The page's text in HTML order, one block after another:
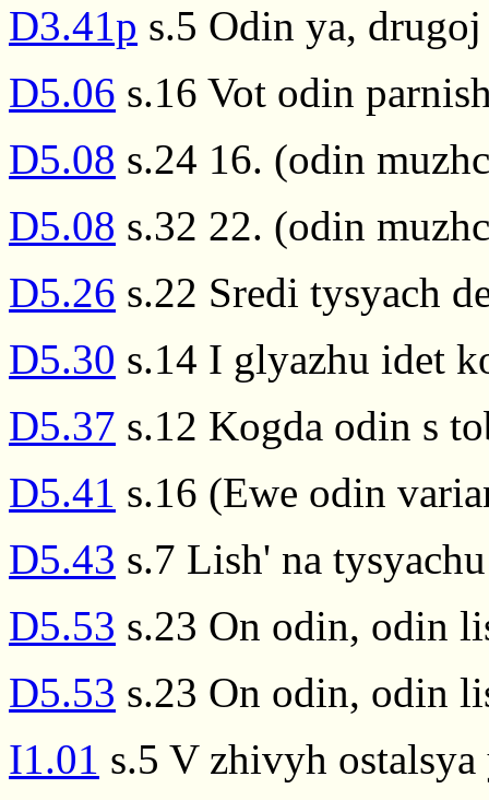
D3.41p s.5 Odin ya,
D5.06 s.16 Vot odin
D5.08 s.24 16. (odin
D5.08 s.32 22. (odin
D5.26 s.22 Sredi tysyach
D5.30 s.14 I glyazhu idet
D5.37 s.12 Kogda odin s
D5.41 s.16 (Ewe odin
D5.43 s.7 Lish' na
D5.53 s.23 On odin, odin
D5.53 s.23 On odin, odin
I1.01 s.5 V zhivyh